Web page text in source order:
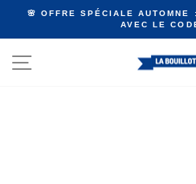
Passer
contenu
🌸 OFFRE SPÉCIALE
AVEC LE